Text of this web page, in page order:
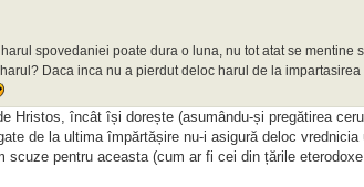
spovedaniei poate dura o luna, nu tot atat se mentine
Daca inca nu a pierdut deloc harul de la impartasirea
Hristos, încât își dorește (asumându-și pregătirea
de la ultima împărtășire nu-i asigură deloc vrednicia
pentru aceasta (cum ar fi cei din țările